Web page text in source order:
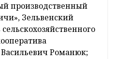
производственный
Зельвенский
Романюк;